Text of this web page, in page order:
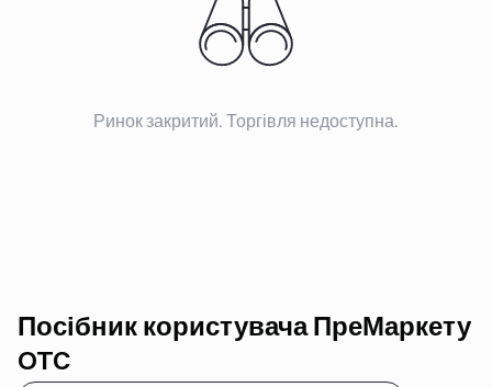
Ринок закритий. Торгівля недоступна.
Посібник користувача ПреМаркету
OTC